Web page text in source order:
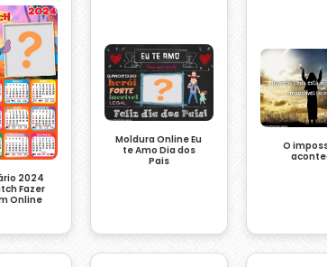
2024
Fazer
Online
Moldura Online Eu
te Amo Dia dos
Pais
O